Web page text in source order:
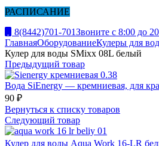
РАСПИСАНИЕ
8(8442)701-701Звоните с 8:00 до
ГлавнаяОборудованиеКулеры для
Кулер для воды SMixx 08L белый
Предыдущий товар
Вода SiEnergy — кремниевая, для
90 ₽
Вернуться к списку товаров
Следующий товар
Кулер для воды Aqua Work 16-LR